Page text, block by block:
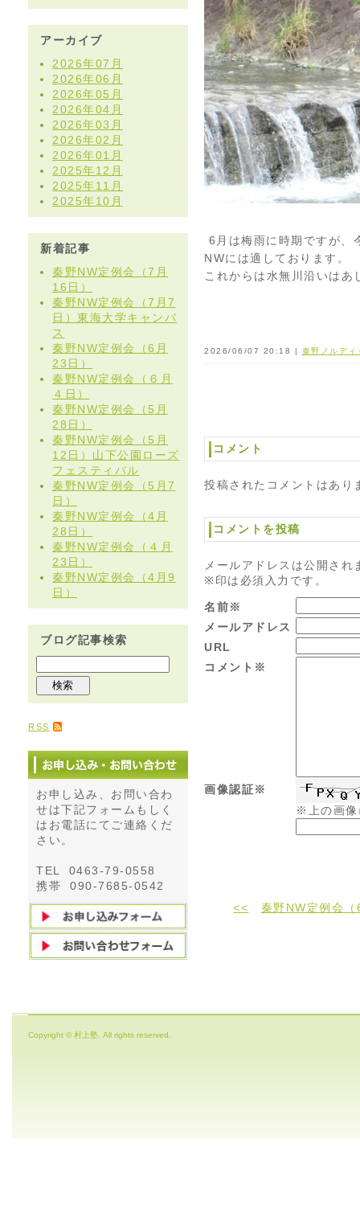
アーカイブ
2026年07月
2026年06月
2026年05月
2026年04月
2026年03月
2026年02月
2026年01月
2025年12月
2025年11月
2025年10月
新着記事
秦野NW定例会（7月
16日）
秦野NW定例会（7月7
日）東海大学キャンバ
ス
秦野NW定例会（6月
23日）
秦野NW定例会（６月
４日）
秦野NW定例会（5月
28日）
秦野NW定例会（5月
12日）山下公園ローズ
フェスティバル
秦野NW定例会（5月7
日）
秦野NW定例会（4月
28日）
秦野NW定例会（４月
23日）
秦野NW定例会（4月9
日）
ブログ記事検索
RSS
お申し込み、お問い合わ
せは下記フォームもしく
はお電話にてご連絡くだ
さい。
TEL 0463-79-0558
携帯 090-7685-0542
6月は梅雨に時期ですが、
NWには適しております。
これからは水無川沿いはあ
2026/06/07 20:18 | 秦野ノルディ
コメント
投稿されたコメントはあり
コメントを投稿
メールアドレスは公開され
※印は必須入力です。
名前※
メールアドレス
URL
コメント※
画像認証※
※上の画像
<< 秦野NW定例会
Copyright © 村上塾. All rights reserved.